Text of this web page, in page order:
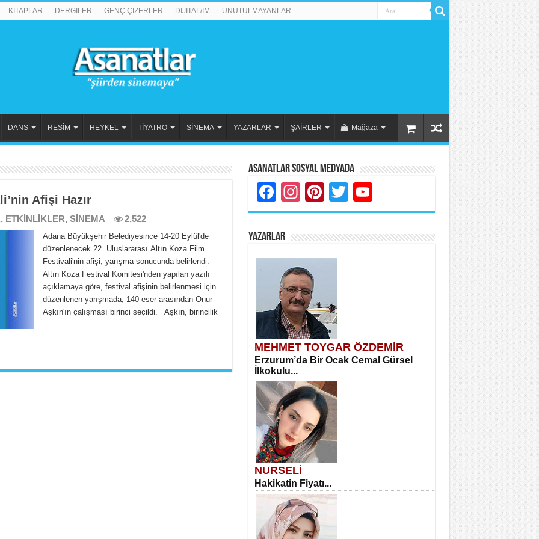
KİTAPLAR DERGİLER GENÇ ÇİZERLER DİJİTAL/İM UNUTULMAYANLAR
DANS RESİM HEYKEL TİYATRO SİNEMA YAZARLAR ŞAİRLER Mağaza
Afişi Hazır
, ETKİNLİKLER, SİNEMA 2,522
Adana Büyükşehir Belediyesince 14-20 Eylül'de
düzenlenecek 22. Uluslararası Altın Koza Film
Festivali'nin afişi, yarışma sonucunda belirlendi.
Altın Koza Festival Komitesi'nden yapılan yazılı
açıklamaya göre, festival afişinin belirlenmesi için
düzenlenen yarışmada, 140 eser arasından Onur
Aşkın'ın çalışması birinci seçildi. Aşkın, birincilik
…
Asanatlar Sosyal Medyada
Facebook
Instagram
Pinterest
Twitter
YAZARLAR
MEHMET TOYGAR ÖZDEMİR
Erzurum’da Bir Ocak Cemal Gürsel
İlkokulu...
NURSELİ
Hakikatin Fiyatı...